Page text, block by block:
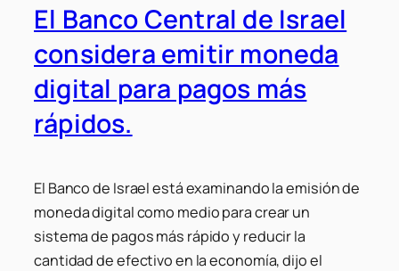
El Banco Central de Israel
considera emitir moneda
digital para pagos más
rápidos.
El Banco de Israel está examinando la emisión de
moneda digital como medio para crear un
sistema de pagos más rápido y reducir la
cantidad de efectivo en la economía, dijo el